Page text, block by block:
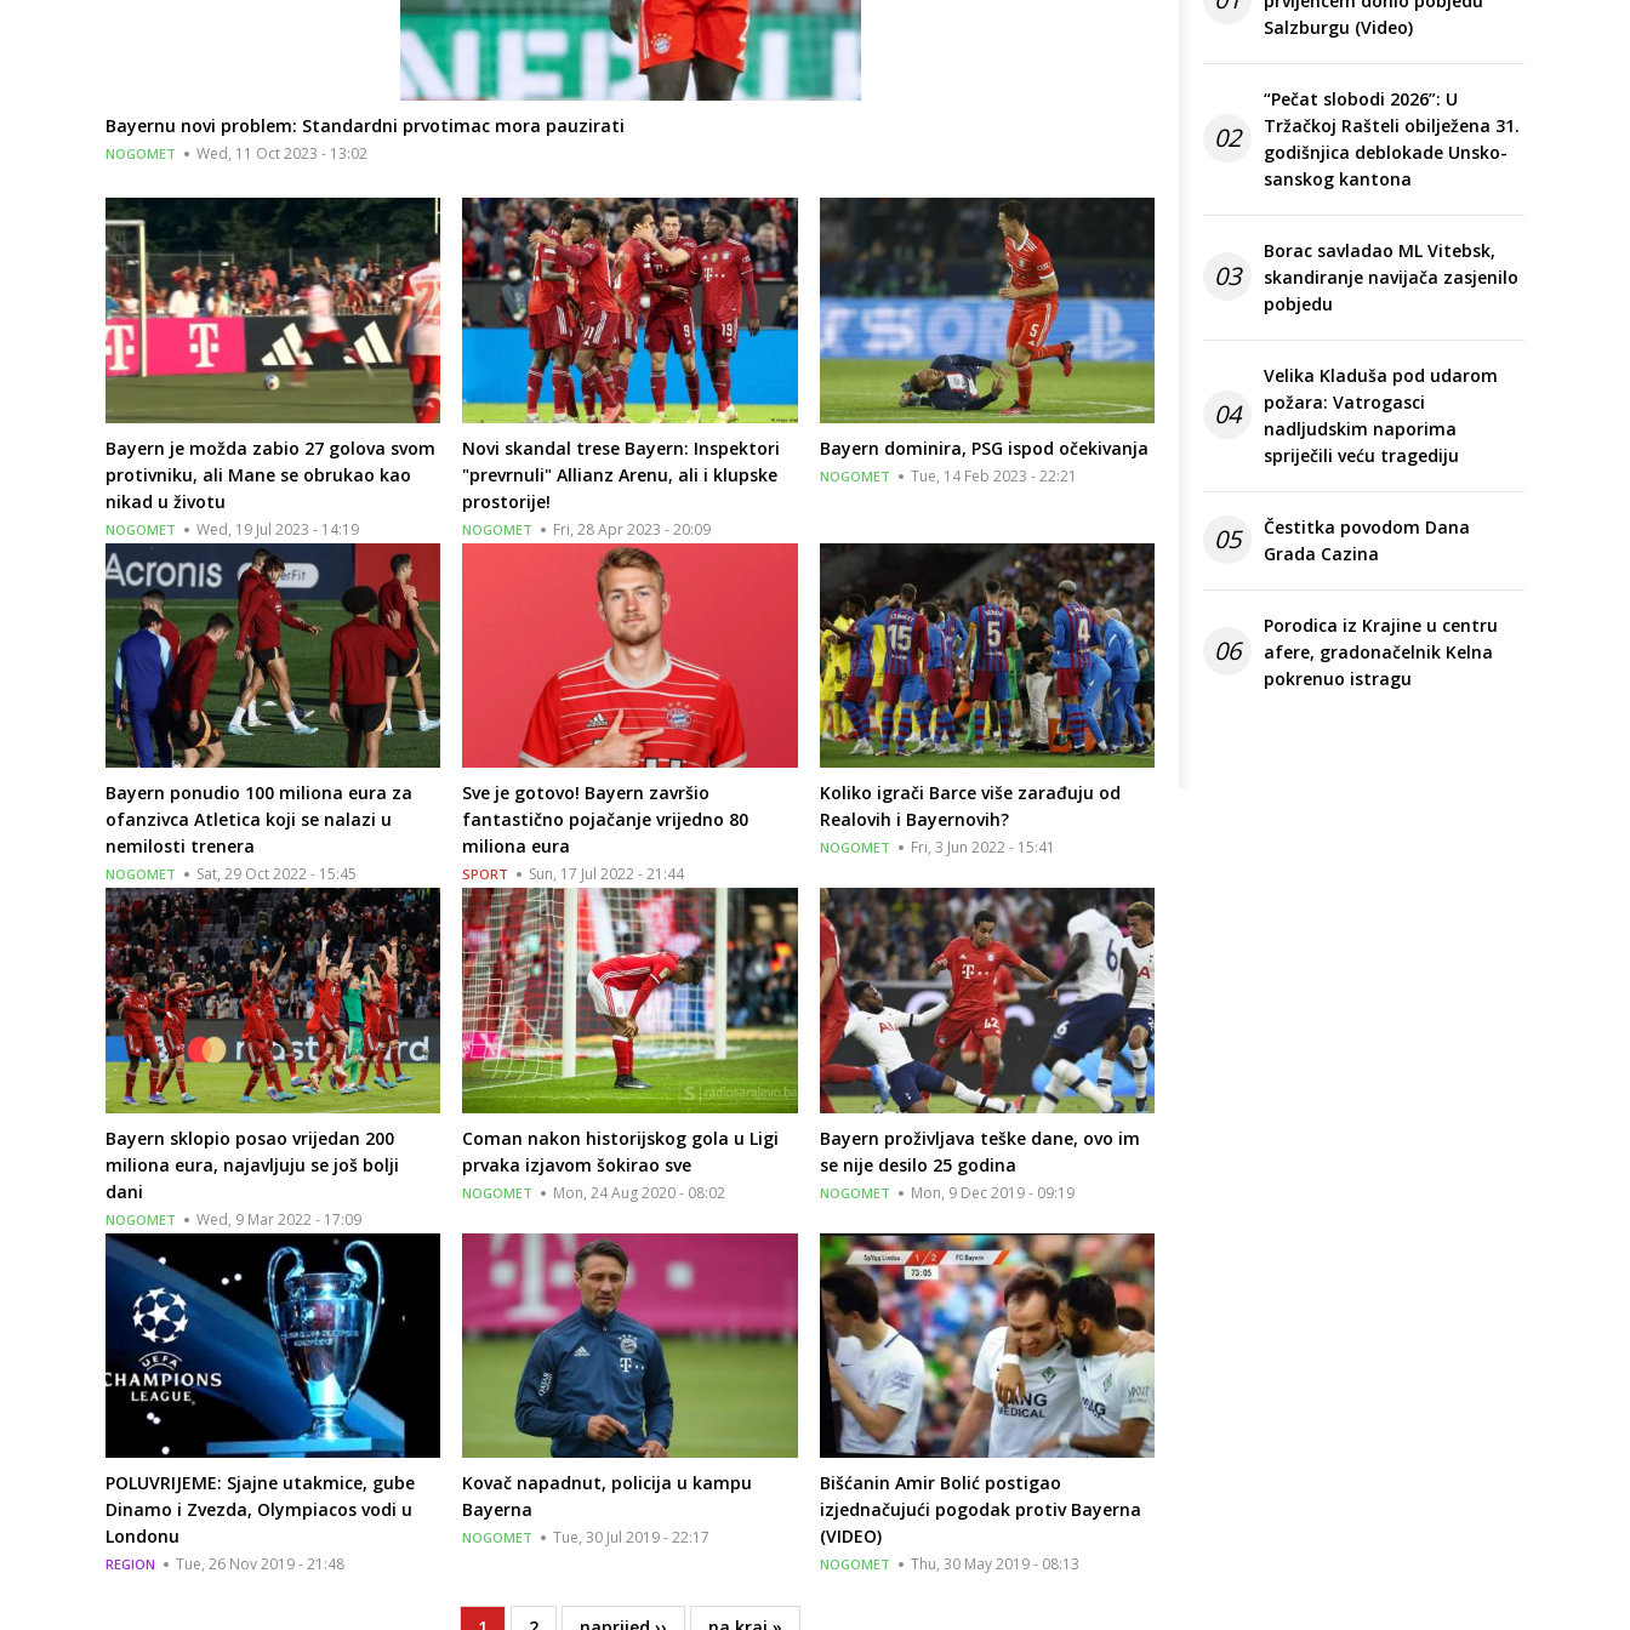
Bayernu novi problem: Standardni prvotimac mora pauzirati
NOGOMET Wed, 11 Oct 2023 - 13:02
Bayern je možda zabio 27 golova svom
protivniku, ali Mane se obrukao kao
nikad u životu
NOGOMET Wed, 19 Jul 2023 - 14:19
Novi skandal trese Bayern: Inspektori
"prevrnuli" Allianz Arenu, ali i klupske
prostorije!
NOGOMET Fri, 28 Apr 2023 - 20:09
Bayern dominira, PSG ispod očekivanja
NOGOMET Tue, 14 Feb 2023 - 22:21
Bayern ponudio 100 miliona eura za
ofanzivca Atletica koji se nalazi u
nemilosti trenera
NOGOMET Sat, 29 Oct 2022 - 15:45
Sve je gotovo! Bayern završio
fantastično pojačanje vrijedno 80
miliona eura
SPORT Sun, 17 Jul 2022 - 21:44
Koliko igrači Barce više zarađuju od
Realovih i Bayernovih?
NOGOMET Fri, 3 Jun 2022 - 15:41
Bayern sklopio posao vrijedan 200
miliona eura, najavljuju se još bolji
dani
NOGOMET Wed, 9 Mar 2022 - 17:09
Coman nakon historijskog gola u Ligi
prvaka izjavom šokirao sve
NOGOMET Mon, 24 Aug 2020 - 08:02
Bayern proživljava teške dane, ovo im
se nije desilo 25 godina
NOGOMET Mon, 9 Dec 2019 - 09:19
POLUVRIJEME: Sjajne utakmice, gube
Dinamo i Zvezda, Olympiacos vodi u
Londonu
REGION Tue, 26 Nov 2019 - 21:48
Kovač napadnut, policija u kampu
Bayerna
NOGOMET Tue, 30 Jul 2019 - 22:17
Bišćanin Amir Bolić postigao
izjednačujući pogodak protiv Bayerna
(VIDEO)
NOGOMET Thu, 30 May 2019 - 08:13
Salzburgu (Video)
02
“Pečat slobodi 2026”: U
Tržačkoj Rašteli obilježena 31.
godišnjica deblokade Unsko-
sanskog kantona
03
Borac savladao ML Vitebsk,
skandiranje navijača zasjenilo
pobjedu
04
Velika Kladuša pod udarom
požara: Vatrogasci
nadljudskim naporima
spriječili veću tragediju
05
Čestitka povodom Dana
Grada Cazina
06
Porodica iz Krajine u centru
afere, gradonačelnik Kelna
pokrenuo istragu